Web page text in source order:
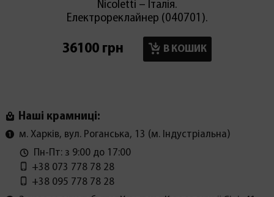
Nicoletti – Італія.
Електрореклайнер (040701).
36100 грн В КОШИК
Наші крамниці:
м. Харків, вул. Роганська, 13 (м. Індустріальна)
Пн-Пт: з 9:00 до 17:00
+38 073 778 78 28
+38 095 778 78 28